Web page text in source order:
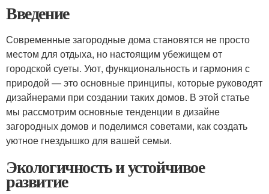
Введение
Современные загородные дома становятся не просто
местом для отдыха, но настоящим убежищем от
городской суеты. Уют, функциональность и гармония с
природой — это основные принципы, которые руководят
дизайнерами при создании таких домов. В этой статье
мы рассмотрим основные тенденции в дизайне
загородных домов и поделимся советами, как создать
уютное гнездышко для вашей семьи.
Экологичность и устойчивое
развитие